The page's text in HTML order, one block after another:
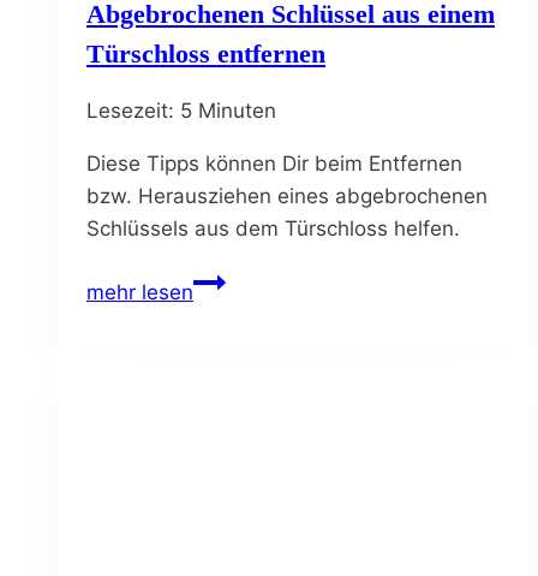
Abgebrochenen Schlüssel aus einem
Türschloss entfernen
Lesezeit: 5 Minuten
Diese Tipps können Dir beim Entfernen
bzw. Herausziehen eines abgebrochenen
Schlüssels aus dem Türschloss helfen.
mehr lesenAbgebrochenen